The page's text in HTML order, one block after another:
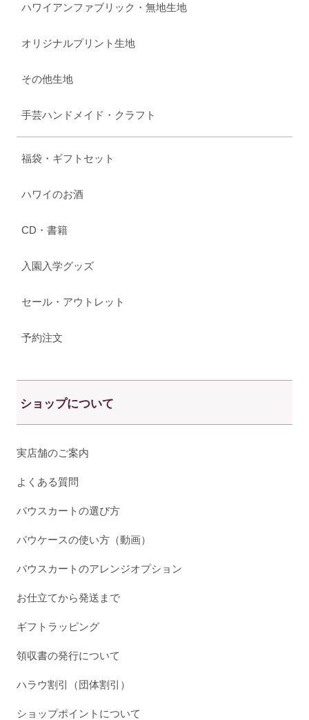
ハワイアンファブリック・無地生地
オリジナルプリント生地
その他生地
手芸ハンドメイド・クラフト
福袋・ギフトセット
ハワイのお酒
CD・書籍
入園入学グッズ
セール・アウトレット
予約注文
ショップについて
実店舗のご案内
よくある質問
パウスカートの選び方
パウケースの使い方（動画）
パウスカートのアレンジオプション
お仕立てから発送まで
ギフトラッピング
領収書の発行について
ハラウ割引（団体割引）
ショップポイントについて